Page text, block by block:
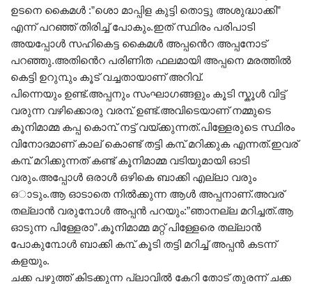
ഉടനെ കൈമൾ :”ശൊ മാപ്പിള കുട്ടി തൊട്ടു അശുദ്ധാക്കി”
എന്ന് പറഞ്ഞ് തിരിച്ച് പോകും.ഇത് സ്ഥിരം പരിപാടി
അയപ്പോൾ സഹികെട്ട കൈമൾ അപ്പൻെറ അപ്പനോട്
പറഞ്ഞു.അതിൻെറ പരിണിത ഫലമായി അപ്പനെ മരത്തിൽ
കെട്ടി ഉറു൩ും കൂട് വച്ചതായാണ് അറിവ്.
പിന്നെയും ഉണ്ട്.അപ്പനും സംഘാഗങ്ങളും കൂടി സ്കൂൾ വിട്ട്
വരുന്ന വഴിക്കൊരു വര൩് ഉണ്ട്.അവിടെയാണ് നമ്മുടെ
കൂനിമാമ്മ കപ്പ കൊ൩് നട്ട് വയ്ക്കുന്നത്.പിള്ളേരുടെ സ്ഥിരം
വിനോദമാണ് കാല് കൊണ്ട് തട്ടി ക൩് മറിക്കുക എന്നത്.ഇവര്
ക൩് മറിക്കുന്നത് കണ്ട് കൂനിമാമ്മ വടിയുമായി ഓടി
വരും.അപ്പോൾ ഒരാൾ ഒഴികെ ബാക്കി എല്ലാ വരും
ഒാടും.ആ ഓടാതെ നിൽക്കുന്ന ആൾ അപ്പനാണ്.അവര്
തല്ലാൻ വരു൩ോൾ അപ്പൻ പറയും:”ഞാനല്ല മറിച്ചത്.ആ
ഓടുന്ന പിള്ളേരാ”.കൂനിമാമ്മ മറ്റ് പിള്ളേരെ തല്ലാൻ
പോകു൩ോൾ ബാക്കി ക൩് കൂടി തട്ടി മറിച്ച് അപ്പൻ കടന്ന്
കളയും.
ചക്ക പഴുത്ത് കിടക്കുന്ന പ്ലാവിൽ കേറി തോട് തുരന്ന് ചക്ക